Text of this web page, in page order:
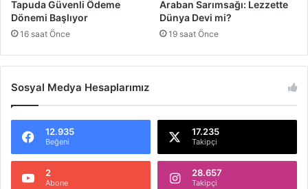
t
e
ı
k
ı
z
Tapuda Güvenli Ödeme
Dönemi Başlıyor
16 saat Önce
Araban Sarımsağı: Lezzette
Dünya Devi mi?
19 saat Önce
Sosyal Medya Hesaplarımız
12.935
Beğeni
17.235
Takipçi
2
Abone
28.657
Takipçi